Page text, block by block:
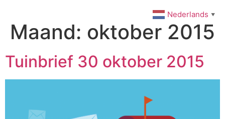
inhoudMaand: oktober 2015
Tuinbrief 30 oktober 2015
Nederlands ▼